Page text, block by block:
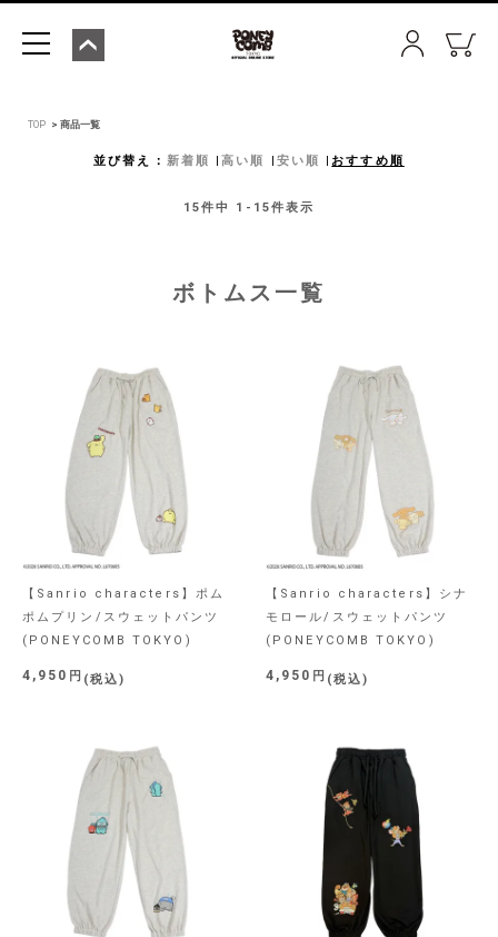
TOP 商品一覧
並び替え 新着順 高い順 安い順 おすすめ順
15件中 1 - 15件表示
ボトムス一覧
【Sanrio characters】ポム
ポムプリン/スウェットパンツ
(PONEYCOMB TOKYO)
4,950 税込
【Sanrio characters】シナ
モロール/スウェットパンツ
(PONEYCOMB TOKYO)
4,950 税込